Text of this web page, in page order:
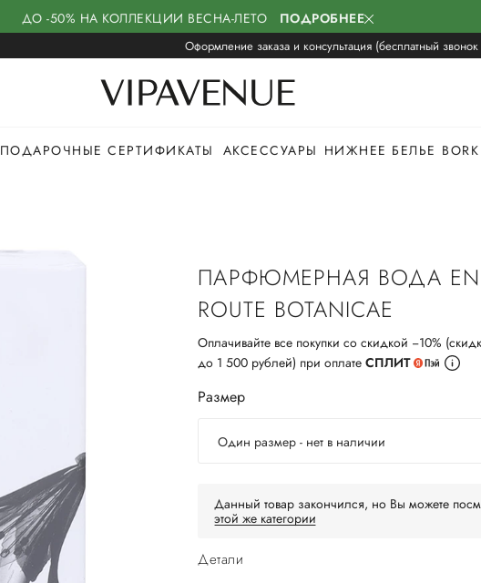
ДО -50% НА КОЛЛЕКЦИИ ВЕСНА-ЛЕТО ПОДРОБНЕЕ
Оформление заказа и консультация (бесплатный
ПОДАРОЧНЫЕ СЕРТИФИКАТЫ АКСЕССУАРЫ НИЖНЕЕ БЕЛЬЕ BORK
ПАРФЮМЕРНАЯ ВОДА EN
ROUTE BOTANICAE
Оплачивайте все покупки со скидкой −10%
до 1 500 рублей) при оплате СПЛИТ
Размер
Один размер - нет в наличии
Данный товар закончился, но Вы можете
этой же категории
Детали